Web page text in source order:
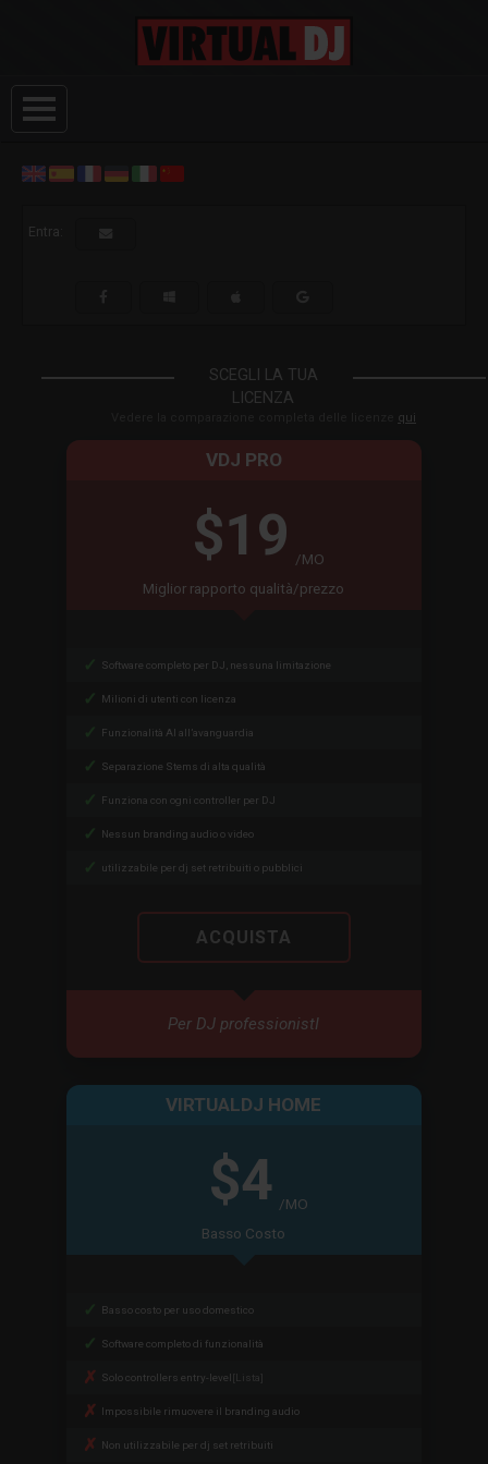
Entra:
SCEGLI LA TUA
LICENZA
qui
VIRTUALDJ HOME
$4 /MO
Basso Costo
Basso costo per uso domestico
Software completo di funzionalità
Solo controllers entry-level[Lista]
Impossibile rimuovere il branding audio
Non utilizzabile per dj set retribuiti
VDJ PRO
$19 /MO
Miglior rapporto qualità/prezzo
Software completo per DJ, nessuna limitazione
Milioni di utenti con licenza
Funzionalità AI all’avanguardia
Separazione Stems di alta qualità
Funziona con ogni controller per DJ
Nessun branding audio o video
utilizzabile per dj set retribuiti o pubblici
ACQUISTA
Per DJ professionistI